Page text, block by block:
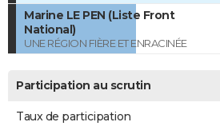
Marine LE PEN (Liste Front
National)
UNE RÉGION FIÈRE ET ENRACINÉE
Participation au scrutin
Taux de participation